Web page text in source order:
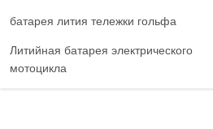
батарея лития тележки гольфа
Литийная батарея электрического
мотоцикла